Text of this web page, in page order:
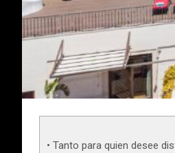
• Tanto para quien desee